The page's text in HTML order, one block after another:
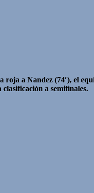
a Nandez (74′), el
a semifinales.